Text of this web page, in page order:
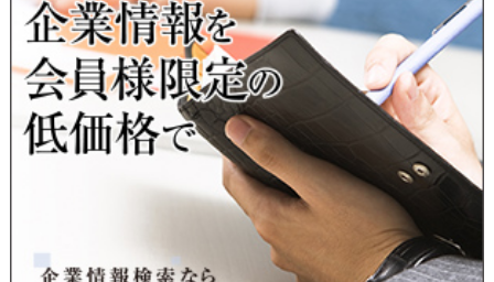
当社は、本人が自己の個人情報について、通知・開示・訂正・
追加・削除・利用停止・提供停止の希望がございましたら、本
人または代理人の請求応じて、個人データの通知・開示・訂
正・追加・削除・利用停止・提供停止の請求に応じます。
受付方法は、本人確認資料（運転免許証、パスポート何れかの
コピー）、「個人情報取扱申請書」「委任状」（代理人による
申請の場合のみ必要となります）を当社宛にお送り下さい。
＜個人情報保護に関するお問合せ・相談窓口＞
〒802-0004 北九州市小倉北区鍛冶町2丁目5-11（第一東経ビ
フリーダイヤル 0120-55-9986